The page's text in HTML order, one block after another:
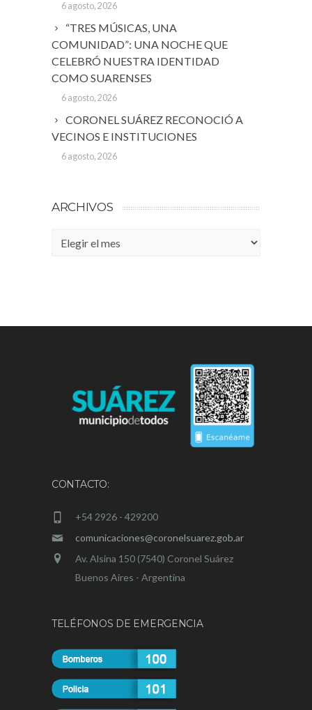
6 agosto, 2026
“TRES MÚSICAS, UNA
COMUNIDAD”: UNA NOCHE QUE
CELEBRÓ NUESTRA IDENTIDAD
COMO SUARENSES
6 agosto, 2026
CORONEL SUÁREZ RECONOCIÓ A
VECINOS E INSTITUCIONES
6 agosto, 2026
ARCHIVOS
Archivos
CONTACTO:
+54 2926 - 429200
comunicaciones@coronelsuarez.gob.ar
Av. Alsina 150 (7540) Coronel Suárez
Buenos Aires - Argentina
TELÉFONOS DE EMERGENCIA